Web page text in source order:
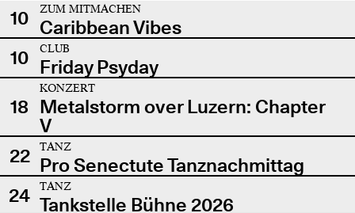
10
ZUM MITMACHEN
Caribbean Vibes
10
CLUB
Friday Psyday
18
KONZERT
Metalstorm over Luzern: Chapter
V
22
TANZ
Pro Senectute Tanznachmittag
24
TANZ
Tankstelle Bühne 2026